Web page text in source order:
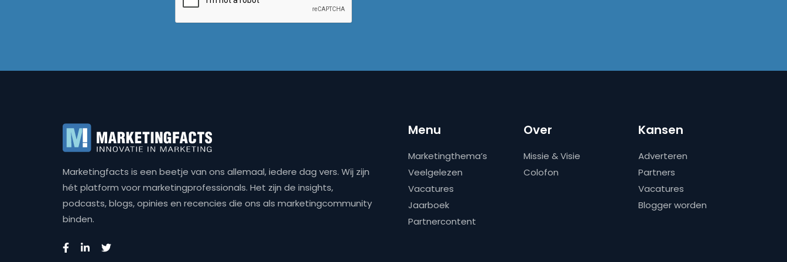
Marketingfacts is een beetje van ons allemaal, iedere dag vers. Wij zijn
hét platform voor marketingprofessionals. Het zijn de insights,
podcasts, blogs, opinies en recencies die ons als marketingcommunity
binden.
Menu
Marketingthema’s
Veelgelezen
Vacatures
Jaarboek
Partnercontent
Over
Missie & Visie
Colofon
Kansen
Adverteren
Partners
Vacatures
Blogger worden